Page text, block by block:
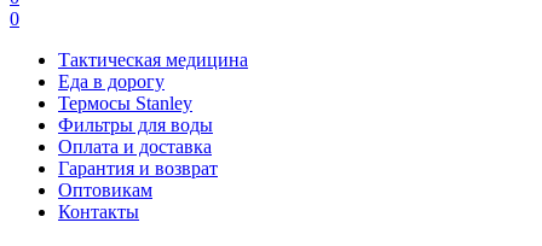
0
Тактическая медицина
Еда в дорогу
Термосы Stanley
Фильтры для воды
Оплата и доставка
Гарантия и возврат
Оптовикам
Контакты